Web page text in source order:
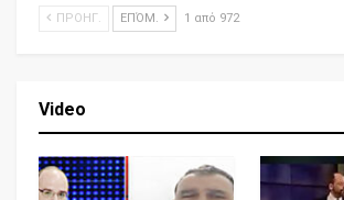
ΠΡΟΗΓ. ΕΠΌΜ. 1 από 972
Video